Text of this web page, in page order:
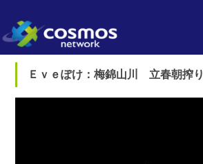
Ｅｖｅぽけ：梅錦山川 立春朝搾り